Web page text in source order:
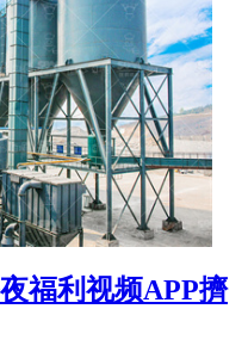
福利视频APP擠